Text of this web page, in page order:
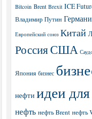
Bitcoin Brent Brexit ICE
Владимир Путин
Европейский союз Китай
РоссияСША
Япония бизнес
нефти идеи
нефть нефть Brent нефть